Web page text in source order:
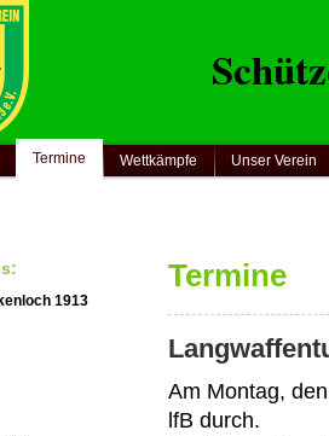
Termine Wettkämpfe Unser Verein
1913
Termine
Am Montag,
lfB durch.